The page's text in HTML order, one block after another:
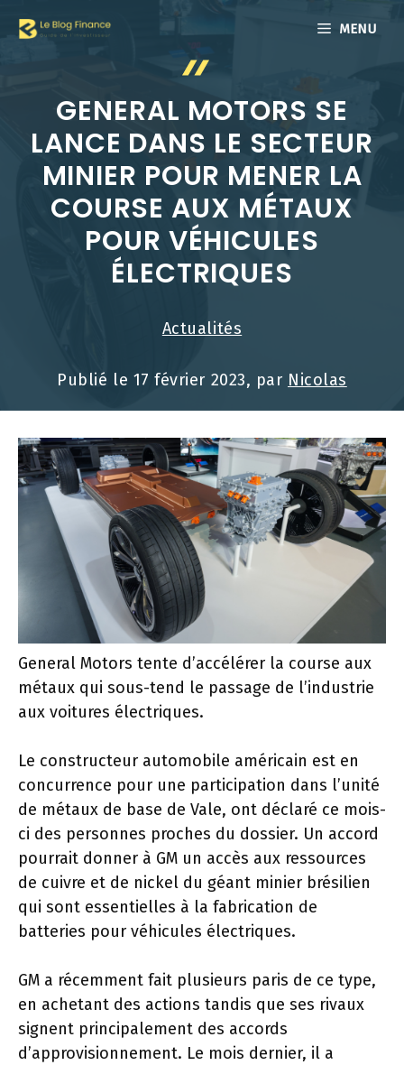
MENU
GENERAL MOTORS SE
LANCE DANS LE SECTEUR
MINIER POUR MENER LA
COURSE AUX MÉTAUX
POUR VÉHICULES
ÉLECTRIQUES
Actualités
Publié le 17 février 2023, par Nicolas
General Motors tente d’accélérer la course aux
métaux qui sous-tend le passage de l’industrie
aux voitures électriques.
Le constructeur automobile américain est en
concurrence pour une participation dans l’unité
de métaux de base de Vale, ont déclaré ce mois-
ci des personnes proches du dossier. Un accord
pourrait donner à GM un accès aux ressources
de cuivre et de nickel du géant minier brésilien
qui sont essentielles à la fabrication de
batteries pour véhicules électriques.
GM a récemment fait plusieurs paris de ce type,
en achetant des actions tandis que ses rivaux
signent principalement des accords
d’approvisionnement. Le mois dernier, il a